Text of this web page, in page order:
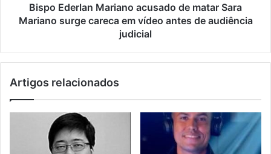
Bispo Ederlan Mariano acusado de matar Sara
Mariano surge careca em vídeo antes de audiência
judicial
Artigos relacionados